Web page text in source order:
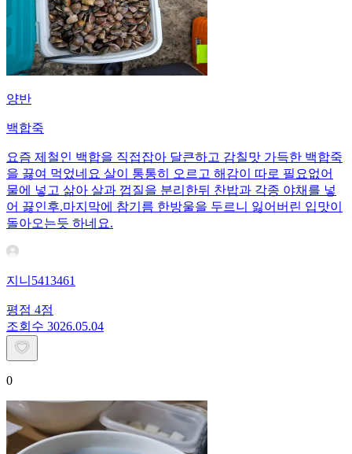
양반
백합죽
요즘 제철인 백합을 직접잡아 달큰하고 감칠맛 가득한 백합죽
을 끓여 먹었네요 살이 통통히 오르고 해감이 따로 필요없어
물에 넣고 삶아 살과 껍질을 분리한뒤 찬밥과 각종 야채를 넣
어 끓인후.마지막에 참기름 한방울을 두르니 잃어버린 입맛이
돌아오는듯 하네요.
지니5413461
평점 4점
조회수 3026.05.04
0